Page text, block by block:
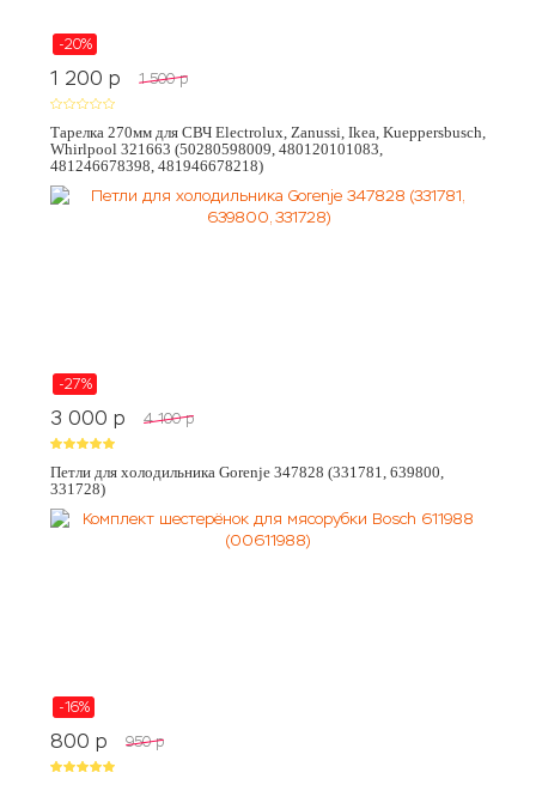
-20%
1 200 p 1 500 p
Тарелка 270мм для СВЧ Electrolux, Zanussi, Ikea, Kueppersbusch,
Whirlpool 321663 (50280598009, 480120101083,
481246678398, 481946678218)
-27%
3 000 p 4 100 p
Петли для холодильника Gorenje 347828 (331781, 639800,
331728)
-16%
800 p 950 p